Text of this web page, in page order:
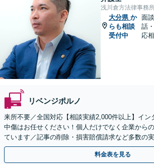
浅川倉方法律事務
大分県 か
らも相談
受付中
面
話
応
リベンジポルノ
来所不要／全国対応【相談実績2,000件以上】イン
中傷はお任せください！個人だけでなく企業から
ています／記事の削除・損害賠償請求など多数の
可】【初回相談無料】【夜間休日面談可】
料金表を見る